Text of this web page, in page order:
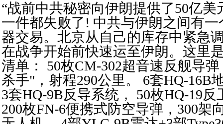
“战前中共秘密向伊朗提供了50亿美
一件都失败了! 中共与伊朗之间有
器交易。北京从自己的库存中紧急
在战争开始前快速运至伊朗。这里
清单： 50枚CM-302超音速反舰导
杀手"，射程290公里。 6套HQ-16B
3套HQ-9B反导系统， 50枚HQ-19
200枚FN-6便携式防空导弹，300架